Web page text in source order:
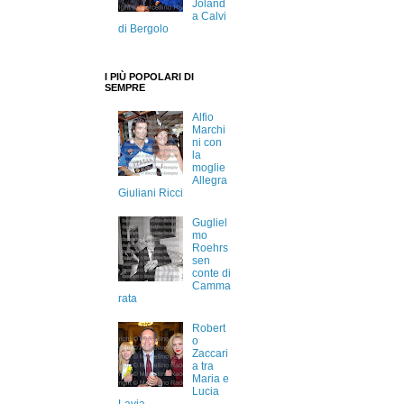
Joland
a Calvi
di Bergolo
I PIÙ POPOLARI DI
SEMPRE
Alfio
Marchi
ni con
la
moglie
Allegra
Giuliani Ricci
Gugliel
mo
Roehrs
sen
conte di
Camma
rata
Robert
o
Zaccari
a tra
Maria e
Lucia